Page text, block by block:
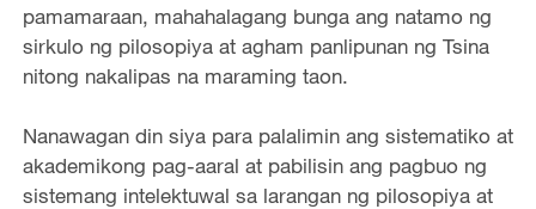
pamamaraan, mahahalagang bunga ang natamo ng
sirkulo ng pilosopiya at agham panlipunan ng Tsina
nitong nakalipas na maraming taon.
Nanawagan din siya para palalimin ang sistematiko at
akademikong pag-aaral at pabilisin ang pagbuo ng
sistemang intelektuwal sa larangan ng pilosopiya at